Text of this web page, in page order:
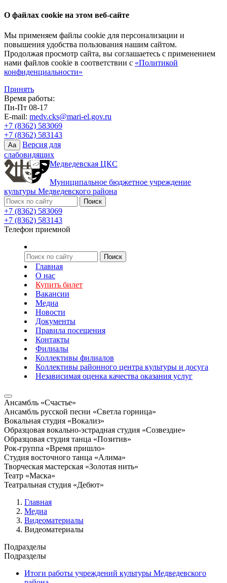
О файлах cookie на этом веб-сайте
Мы применяем файлы cookie для персонализации и
повышения удобства пользования нашим сайтом.
Продолжая просмотр сайта, вы соглашаетесь с применением
нами файлов cookie в соответствии с «Политикой
конфиденциальности»
Принять
Время работы:
Пн-Пт 08-17
E-mail: medv.cks@mari-el.gov.ru
+7 (8362) 583069
+7 (8362) 583143
Aa
Версия для
слабовидящих
Медведевская ЦКС
Муниципальное бюджетное учреждение
культуры Медведевского района
+7 (8362) 583069
+7 (8362) 583143
Телефон приемной
Главная
О нас
Купить билет
Вакансии
Медиа
Новости
Документы
Правила посещения
Контакты
Филиалы
Коллективы филиалов
Коллективы районного центра культуры и досуга
Независимая оценка качества оказания услуг
Ансамбль «Счастье»
Ансамбль русской песни «Светла горница»
Вокальная студия «Вокализ»
Образцовая вокально-эстрадная студия «Созвездие»
Образцовая студия танца «Позитив»
Рок-группа «Время пришло»
Студия восточного танца «Алима»
Творческая мастерская «Золотая нить»
Театр «Маска»
Театральная студия «Дебют»
Главная
Медиа
Видеоматериалы
Видеоматериалы
Подразделы
Подразделы
Итоги работы учреждений культуры Медведевского